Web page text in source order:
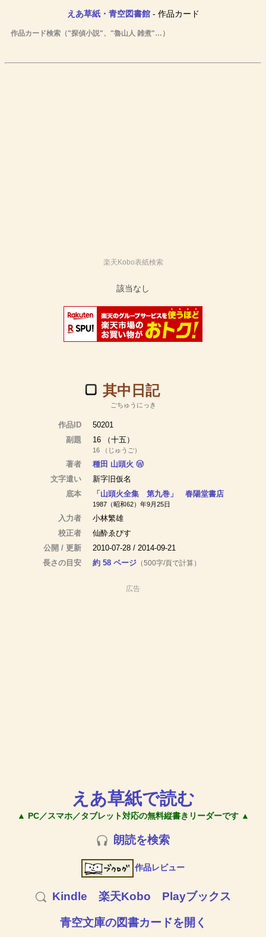
えあ草紙・青空図書館- 作品カード
作品カード検索（"探偵小説"、"魯山人 雑煮"…）
楽天Kobo表紙検索
其中日記
ごちゅうにっき
作品ID
50201
副題
16 （十五）
16 （じゅうご）
著者 種田 山頭火 Ⓦ
文字遣い
新字旧仮名
底本
「山頭火全集 第九巻」 春陽堂書店
1987（昭和62）年9月25日
入力者
小林繁雄
校正者
仙酔ゑびす
公開 / 更新
2010-07-28 / 2014-09-21
長さの目安
約 58 ページ（500字/頁で計算）
広告
えあ草紙で読む
▲ PC／スマホ／タブレット対応の無料縦書きリーダーです ▲
朗読を検索
作品レビュー
Kindle 楽天Kobo Playブックス
青空文庫の図書カードを開く